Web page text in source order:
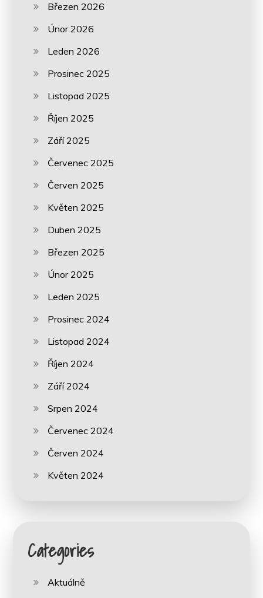
Březen 2026
Únor 2026
Leden 2026
Prosinec 2025
Listopad 2025
Říjen 2025
Září 2025
Červenec 2025
Červen 2025
Květen 2025
Duben 2025
Březen 2025
Únor 2025
Leden 2025
Prosinec 2024
Listopad 2024
Říjen 2024
Září 2024
Srpen 2024
Červenec 2024
Červen 2024
Květen 2024
Categories
Aktuálně